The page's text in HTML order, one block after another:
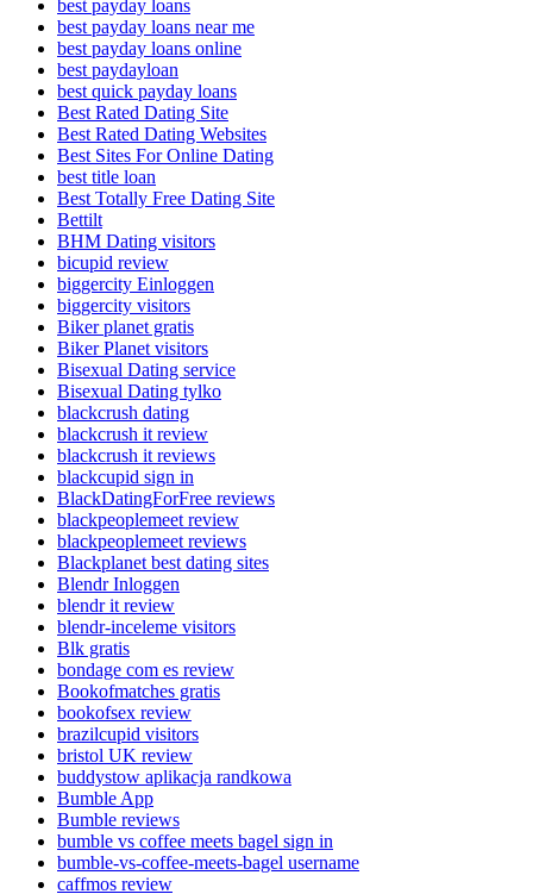
best payday loans
best payday loans near me
best payday loans online
best paydayloan
best quick payday loans
Best Rated Dating Site
Best Rated Dating Websites
Best Sites For Online Dating
best title loan
Best Totally Free Dating Site
Bettilt
BHM Dating visitors
bicupid review
biggercity Einloggen
biggercity visitors
Biker planet gratis
Biker Planet visitors
Bisexual Dating service
Bisexual Dating tylko
blackcrush dating
blackcrush it review
blackcrush it reviews
blackcupid sign in
BlackDatingForFree reviews
blackpeoplemeet review
blackpeoplemeet reviews
Blackplanet best dating sites
Blendr Inloggen
blendr it review
blendr-inceleme visitors
Blk gratis
bondage com es review
Bookofmatches gratis
bookofsex review
brazilcupid visitors
bristol UK review
buddystow aplikacja randkowa
Bumble App
Bumble reviews
bumble vs coffee meets bagel sign in
bumble-vs-coffee-meets-bagel username
caffmos review